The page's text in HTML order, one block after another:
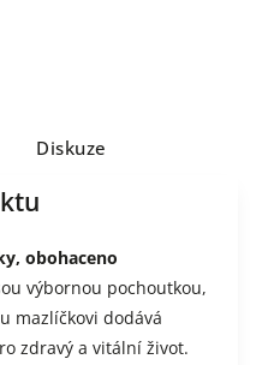
Diskuze
obohaceno
výbornou pochoutkou,
mazlíčkovi dodává
zdravý a vitální život.